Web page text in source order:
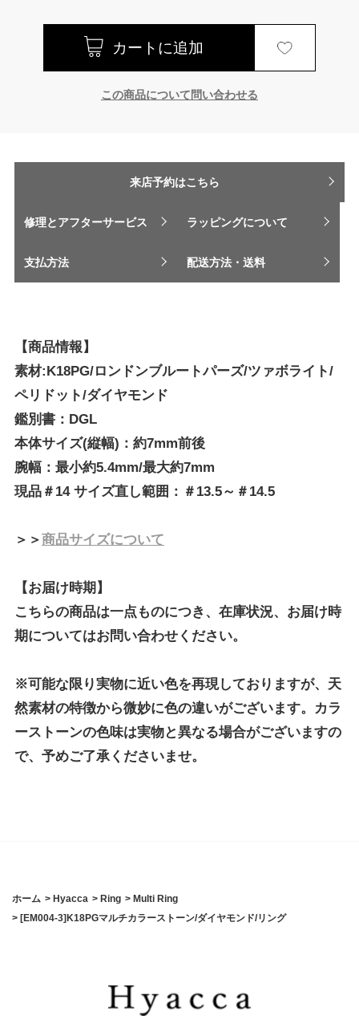
この商品について問い合わせる
来店予約はこちら
修理とアフターサービス ラッピングについて
支払方法 配送方法・送料
【商品情報】
素材:K18PG/ロンドンブルートパーズ/ツァボライト/
ペリドット/ダイヤモンド
鑑別書：DGL
本体サイズ(縦幅)：約7mm前後
腕幅：最小約5.4mm/最大約7mm
現品＃14 サイズ直し範囲：＃13.5～＃14.5
＞＞商品サイズについて
【お届け時期】
こちらの商品は一点ものにつき、在庫状況、お届け時
期についてはお問い合わせください。
※可能な限り実物に近い色を再現しておりますが、天
然素材の特徴から微妙に色の違いがございます。カラ
ーストーンの色味は実物と異なる場合がございますの
で、予めご了承くださいませ。
ホーム > Hyacca > Ring > Multi Ring
> [EM004-3]K18PGマルチカラーストーン/ダイヤモンド/リング